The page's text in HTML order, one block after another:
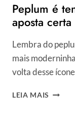
Peplum é
aposta
Lembra do
mais
volta desse
LEIA MAIS PEPLUM